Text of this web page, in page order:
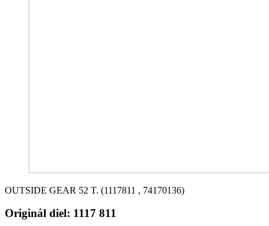
OUTSIDE GEAR 52 T. (1117811 , 74170136)
Originál diel: 1117 811